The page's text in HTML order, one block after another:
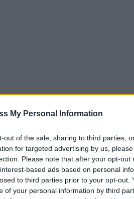
My Personal Information
out of the sale, sharing to third parties,
for targeted advertising by us,
Please note that after your opt-out
based ads based on personal
to third parties prior to your opt-out.
of your personal information by third